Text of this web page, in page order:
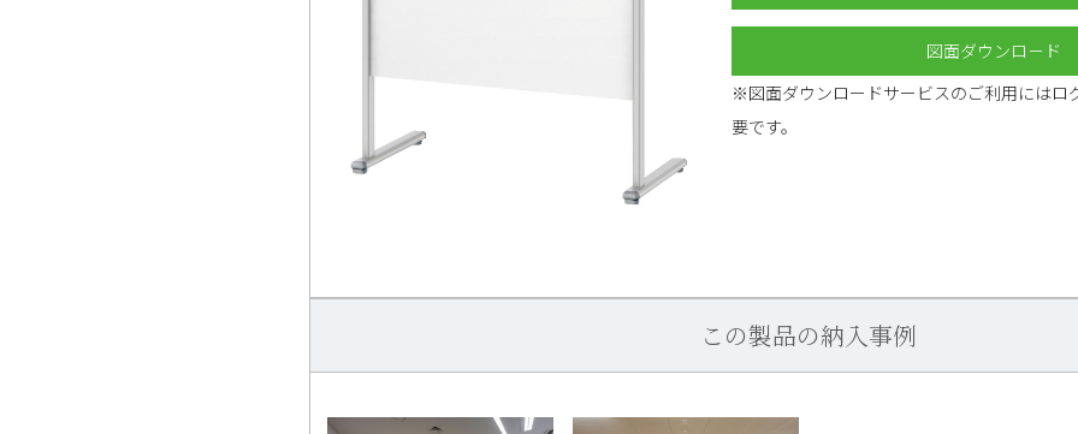
図面ダウンロ－ド
※図面ダウンロードサービスのご利用にはロ
要です。
この製品の納入事例